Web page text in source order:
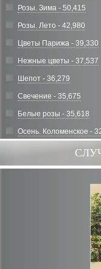
Розы. Зима - 50,415
Розы. Лето - 42,980
Цветы Парижа - 39,330
Нежные цветы - 37,537
Шепот - 36,279
Свечение - 35,675
Белые розы - 35,618
Осень. Коломенское -